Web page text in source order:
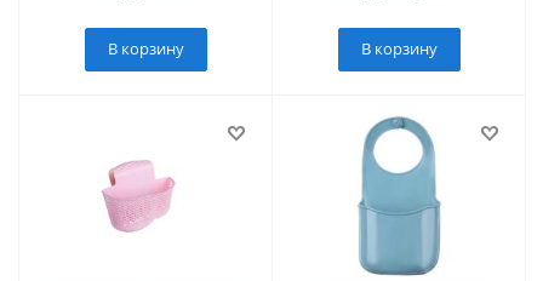
В корзину В корзину